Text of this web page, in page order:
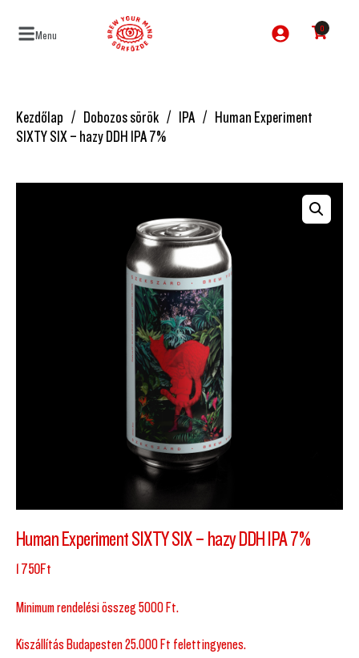
Menu 0
Kezdőlap Dobozos sörök IPA
Human Experiment
SIXTY SIX – hazy DDH IPA 7%
Human Experiment SIXTY SIX – hazy DDH IPA 7%
1 750Ft
Minimum rendelési összeg 5000 Ft.
Kiszállítás Budapesten 25.000 Ft felett ingyenes.